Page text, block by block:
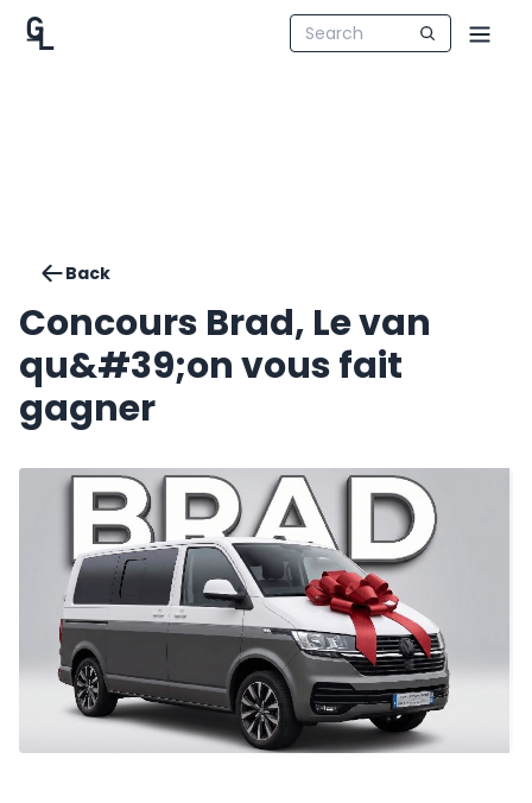
Back
Concours Brad, Le van
qu&#39;on vous fait
gagner